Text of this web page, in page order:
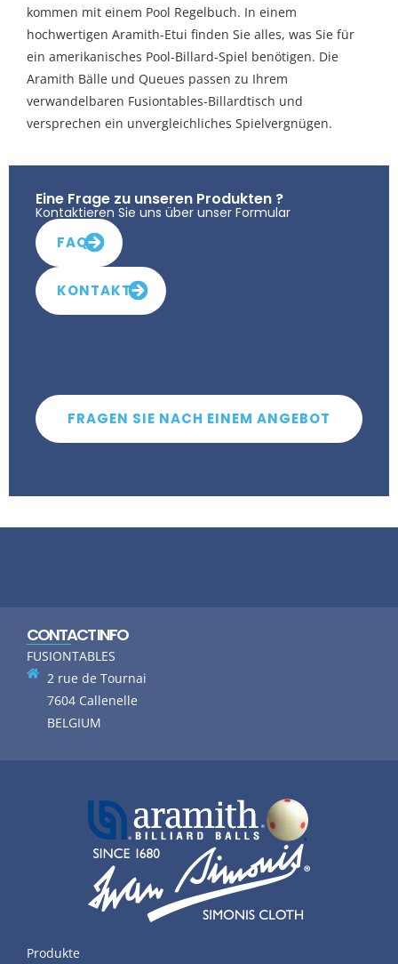
kommen mit einem Pool Regelbuch. In einem
hochwertigen Aramith-Etui finden Sie alles, was Sie für
ein amerikanisches Pool-Billard-Spiel benötigen. Die
Aramith Bälle und Queues passen zu Ihrem
verwandelbaren Fusiontables-Billardtisch und
versprechen ein unvergleichliches Spielvergnügen.
Eine Frage zu unseren Produkten ?
Kontaktieren Sie uns über unser Formular
FAQ
KONTAKT
FRAGEN SIE NACH EINEM ANGEBOT
CONTACT INFO
FUSIONTABLES
2 rue de Tournai
7604 Callenelle
BELGIUM
Produkte